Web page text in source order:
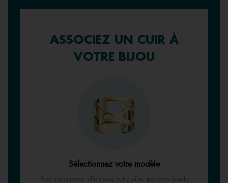
ASSOCIEZ UN CUIR À
VOTRE BIJOU
Sélectionnez votre modèle
Pour commencer, choisissez votre bijou personnalisable